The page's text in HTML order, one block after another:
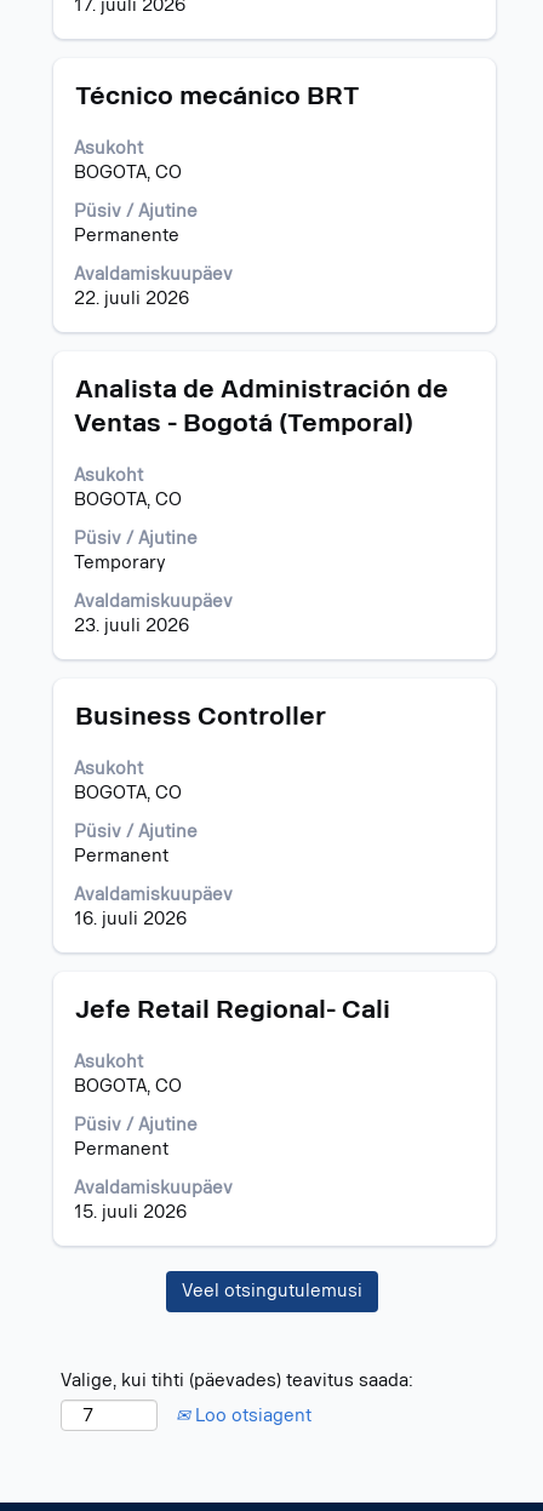
17. juuli 2026
Ametinimetus
Técnico mecánico BRT
Asukoht
BOGOTA, CO
Püsiv / Ajutine
Permanente
Avaldamiskuupäev
22. juuli 2026
Töö
täieliku
sisu
kuvamiseks
valige
tühikuklahviga.
Ametinimetus
Analista de Administración de
Ventas - Bogotá (Temporal)
Asukoht
BOGOTA, CO
Püsiv / Ajutine
Temporary
Avaldamiskuupäev
23. juuli 2026
Töö
täieliku
kuvamiseks
valige
tühikuklahviga.
Ametinimetus
Business Controller
Asukoht
BOGOTA, CO
Püsiv / Ajutine
Permanent
Avaldamiskuupäev
16. juuli 2026
Töö
täieliku
sisu
kuvamiseks
valige
tühikuklahviga.
Ametinimetus
Jefe Retail Regional- Cali
Asukoht
BOGOTA, CO
Püsiv / Ajutine
Permanent
Avaldamiskuupäev
15. juuli 2026
Töö
täieliku
sisu
kuvamiseks
valige
tühikuklahviga.
Veel otsingutulemusi
Valige, kui tihti (päevades) teavitus saada:
Loo otsiagent